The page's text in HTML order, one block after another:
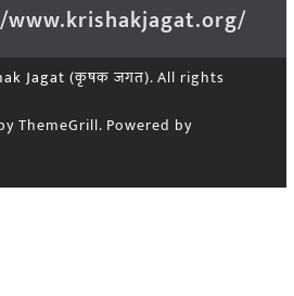
Jagat (कृषक जगत). All rights
ThemeGrill. Powered by